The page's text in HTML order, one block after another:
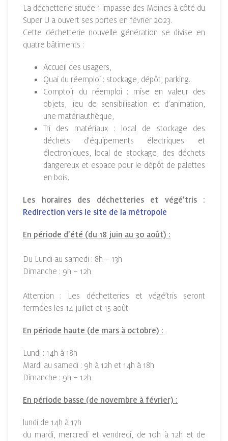
La déchetterie située 1 impasse des Moines à côté du
Super U a ouvert ses portes en février 2023.
Cette déchetterie nouvelle génération se divise en
quatre bâtiments :
Accueil des usagers,
Quai du réemploi : stockage, dépôt, parking..
Comptoir du réemploi : mise en valeur des
objets, lieu de sensibilisation et d’animation,
une matériauthèque,
Tri des matériaux : local de stockage des
déchets d’équipements électriques et
électroniques, local de stockage, des déchets
dangereux et espace pour le dépôt de palettes
en bois.
Les horaires des déchetteries et végé’tris :
Redirection vers le site de la métropole
En période d’été (du 18 juin au 30 août) :
Du Lundi au samedi : 8h – 13h
Dimanche : 9h – 12h
Attention : Les déchetteries et végé’tris seront
fermées les 14 juillet et 15 août
En période haute (de mars à octobre) :
Lundi : 14h à 18h
Mardi au samedi : 9h à 12h et 14h à 18h
Dimanche : 9h – 12h
En période basse (de novembre à février) :
lundi de 14h à 17h
du mardi, mercredi et vendredi, de 10h à 12h et de